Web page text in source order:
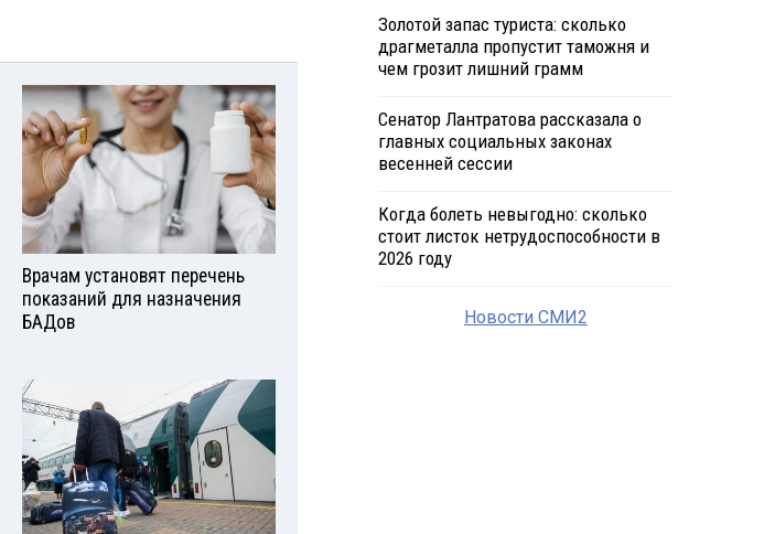
Врачам установят перечень
показаний для назначения
БАДов
Золотой запас туриста: сколько
драгметалла пропустит таможня и
чем грозит лишний грамм
Сенатор Лантратова рассказала о
главных социальных законах
весенней сессии
Когда болеть невыгодно: сколько
стоит листок нетрудоспособности в
2026 году
Новости СМИ2